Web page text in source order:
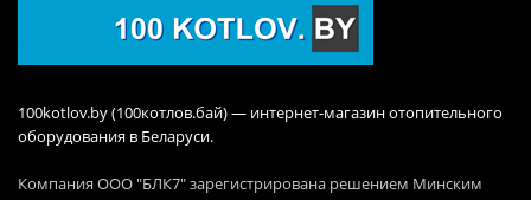
100kotlov.by (100котлов.бай) — интернет-магазин отопительного
оборудования в Беларуси.
Компания ООО "БЛК7" зарегистрирована решением Минским